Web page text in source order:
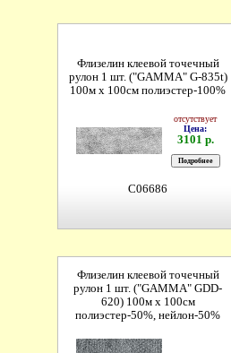
Флизелин клеевой точечный
рулон 1 шт. ("GAMMA" G-835t)
100м х 100см полиэстер-100%
отсутствует
Цена:
3101 р.
C06686
Флизелин клеевой точечный
рулон 1 шт. ("GAMMA" GDD-
620) 100м х 100см
полиэстер-50%, нейлон-50%